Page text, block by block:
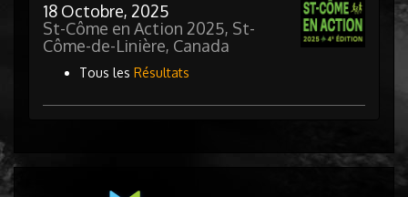
18 Octobre, 2025
St-Côme en Action 2025, St-
Côme-de-Linière, Canada
Tous les Résultats